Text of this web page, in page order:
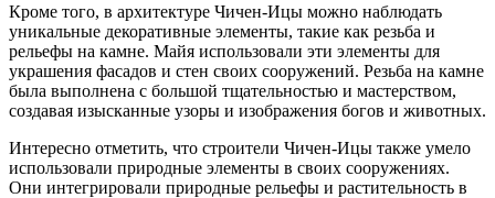
Кроме того, в архитектуре Чичен-Ицы можно наблюдать
уникальные декоративные элементы, такие как резьба и
рельефы на камне. Майя использовали эти элементы для
украшения фасадов и стен своих сооружений. Резьба на камне
была выполнена с большой тщательностью и мастерством,
создавая изысканные узоры и изображения богов и животных.
Интересно отметить, что строители Чичен-Ицы также умело
использовали природные элементы в своих сооружениях.
Они интегрировали природные рельефы и растительность в